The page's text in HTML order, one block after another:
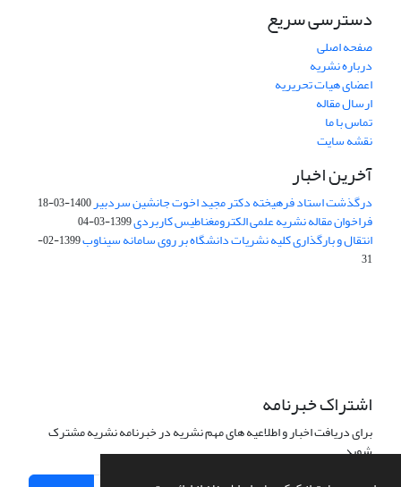
دسترسی سریع
صفحه اصلی
درباره نشریه
اعضای هیات تحریریه
ارسال مقاله
تماس با ما
نقشه سایت
آخرین اخبار
درگذشت استاد فرهیخته دکتر مجید اخوت جانشین سردبیر1400-03-18
فراخوان مقاله نشریه علمی الکترومغناطیس کاربردی1399-03-04
انتقال و بارگذاری کلیه نشریات دانشگاه بر روی سامانه سیناوب
1399-02-
31
اشتراک خبرنامه
برای دریافت اخبار و اطلاعیه های مهم نشریه در خبرنامه نشریه مشترک
شوید.